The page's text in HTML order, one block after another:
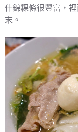
什錦粿條很豐富，
末。